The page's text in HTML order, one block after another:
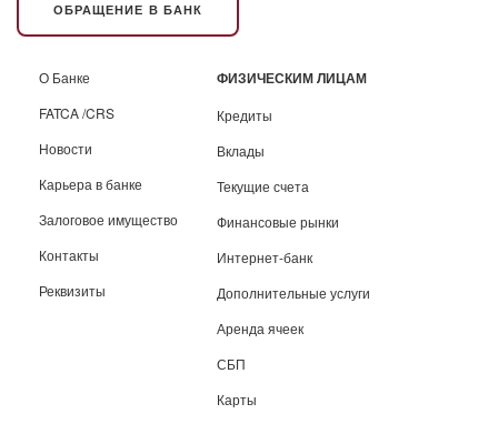
ОБРАЩЕНИЕ В БАНК
О Банке
FATCA /CRS
Новости
Карьера в банке
Залоговое имущество
Контакты
Реквизиты
ФИЗИЧЕСКИМ ЛИЦАМ
Кредиты
Вклады
Текущие счета
Финансовые рынки
Интернет-банк
Дополнительные услуги
Аренда ячеек
СБП
Карты